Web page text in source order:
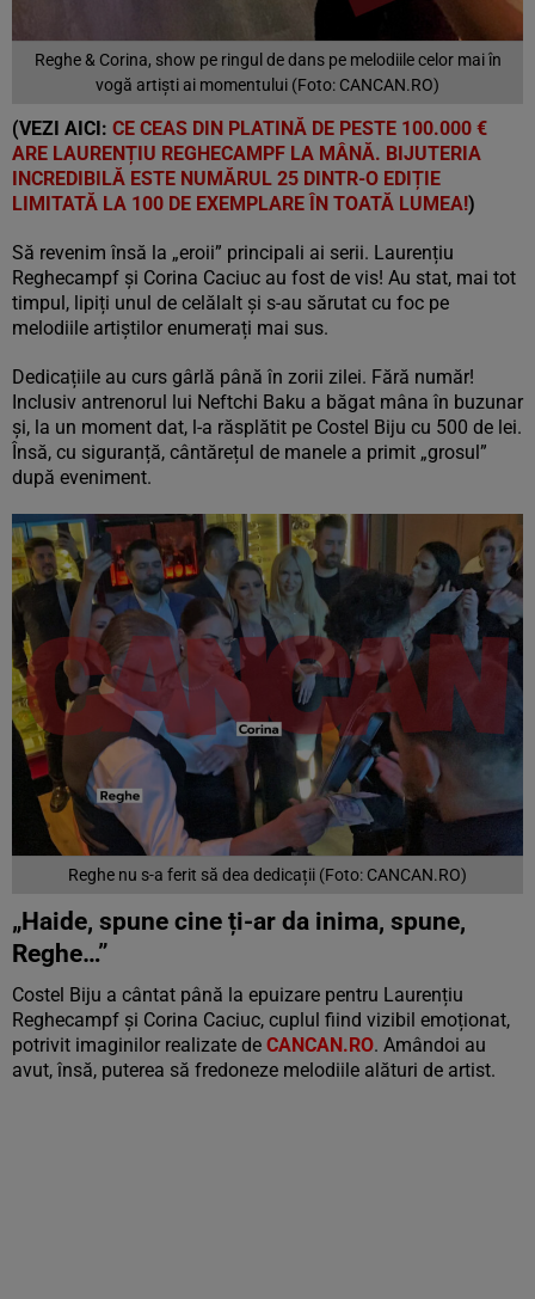
Reghe & Corina, show pe ringul de dans pe melodiile celor mai în
vogă artiști ai momentului (Foto: CANCAN.RO)
(VEZI AICI: CE CEAS DIN PLATINĂ DE PESTE 100.000 €
ARE LAURENȚIU REGHECAMPF LA MÂNĂ. BIJUTERIA
INCREDIBILĂ ESTE NUMĂRUL 25 DINTR-O EDIȚIE
LIMITATĂ LA 100 DE EXEMPLARE ÎN TOATĂ LUMEA!)
Să revenim însă la „eroii” principali ai serii. Laurențiu
Reghecampf și Corina Caciuc au fost de vis! Au stat, mai tot
timpul, lipiți unul de celălalt și s-au sărutat cu foc pe
melodiile artiștilor enumerați mai sus.
Dedicațiile au curs gârlă până în zorii zilei. Fără număr!
Inclusiv antrenorul lui Neftchi Baku a băgat mâna în buzunar
și, la un moment dat, l-a răsplătit pe Costel Biju cu 500 de lei.
Însă, cu siguranță, cântărețul de manele a primit „grosul”
după eveniment.
Reghe nu s-a ferit să dea dedicații (Foto: CANCAN.RO)
„Haide, spune cine ți-ar da inima, spune,
Reghe…”
Costel Biju a cântat până la epuizare pentru Laurențiu
Reghecampf și Corina Caciuc, cuplul fiind vizibil emoționat,
potrivit imaginilor realizate de CANCAN.RO. Amândoi au
avut, însă, puterea să fredoneze melodiile alături de artist.